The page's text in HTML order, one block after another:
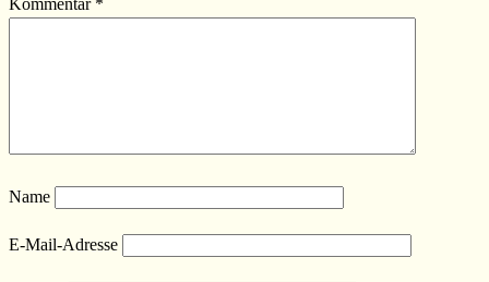
Kommentar *
Name
E-Mail-Adresse